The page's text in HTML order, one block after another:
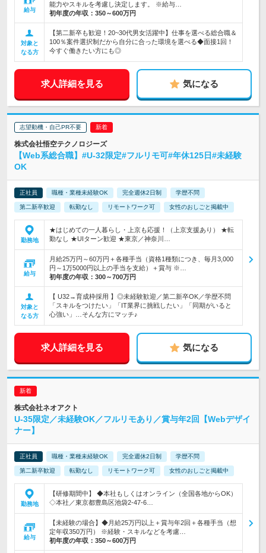
給与
能力やスキルを考慮し決定します。 ※給与…
初年度の年収： 350～600万円
対象と
なる方
【第二新卒も歓迎！20~30代男女活躍中】仕事を選べる総合職＆
100％案件選択制だから自分に合った環境を選べる◆面接1回！
今すぐ働きたい方にも◎
求人詳細を見る 気になる
志望動機・自己PR不要
株式会社悟空テクノロジーズ
【Web系総合職】#U-32限定#フルリモ可#年休125日#未経験
OK
正社員 職種・業種未経験OK 完全週休2日制 学歴不問
第二新卒歓迎 転勤なし リモートワーク可 女性のおしごと掲載中
勤務地
★はじめての一人暮らし・上京も応援！（上京支援あり） ★転
勤なし ★UIターン歓迎 ★東京／神奈川…
給与
月給25万円～60万円＋各種手当（資格1種類につき、毎月3,000
円～1万5000円以上の手当を支給）＋賞与 ※…
初年度の年収： 300～700万円
対象と
なる方
【 U32→育成枠採用 】◎未経験歓迎／第二新卒OK／学歴不問
「スキルをつけたい」「IT業界に挑戦したい」「同期がいると
心強い」…そんな方にマッチ♪
求人詳細を見る 気になる
株式会社ネオアクト
U-35限定／未経験OK／フルリモあり／賞与年2回【Webデザイ
ナー】
正社員 職種・業種未経験OK 完全週休2日制 学歴不問
第二新卒歓迎 転勤なし リモートワーク可 女性のおしごと掲載中
勤務地
【研修期間中】 ◆本社もしくはオンライン（全国各地からOK）
◇本社／東京都豊島区池袋2-47-6…
給与
【未経験の場合】◆月給25万円以上＋賞与年2回＋各種手当（想
定年収350万円） ※経験・スキルなどを考慮…
初年度の年収： 350～600万円